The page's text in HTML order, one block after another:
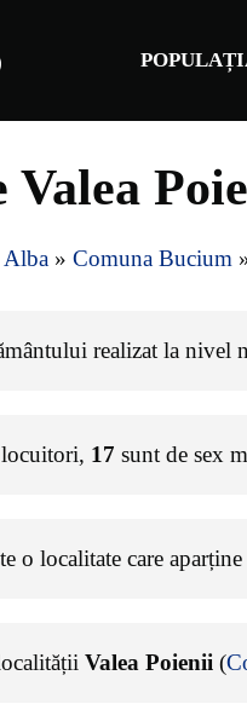
Valea
Alba » Comuna Bucium
realizat la nivel
17 sunt de sex
o localitate care aparține
Valea Poienii (